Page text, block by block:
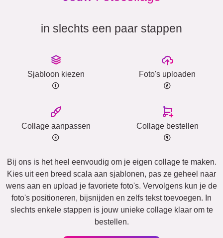
in slechts een paar stappen
Sjabloon kiezen Foto's uploaden
Collage aanpassen Collage bestellen
Bij ons is het heel eenvoudig om je eigen collage te maken.
Kies uit een breed scala aan sjablonen, pas ze geheel naar
wens aan en upload je favoriete foto's. Vervolgens kun je de
foto's positioneren, bijsnijden en zelfs tekst toevoegen. In
slechts enkele stappen is jouw unieke collage klaar om te
bestellen.